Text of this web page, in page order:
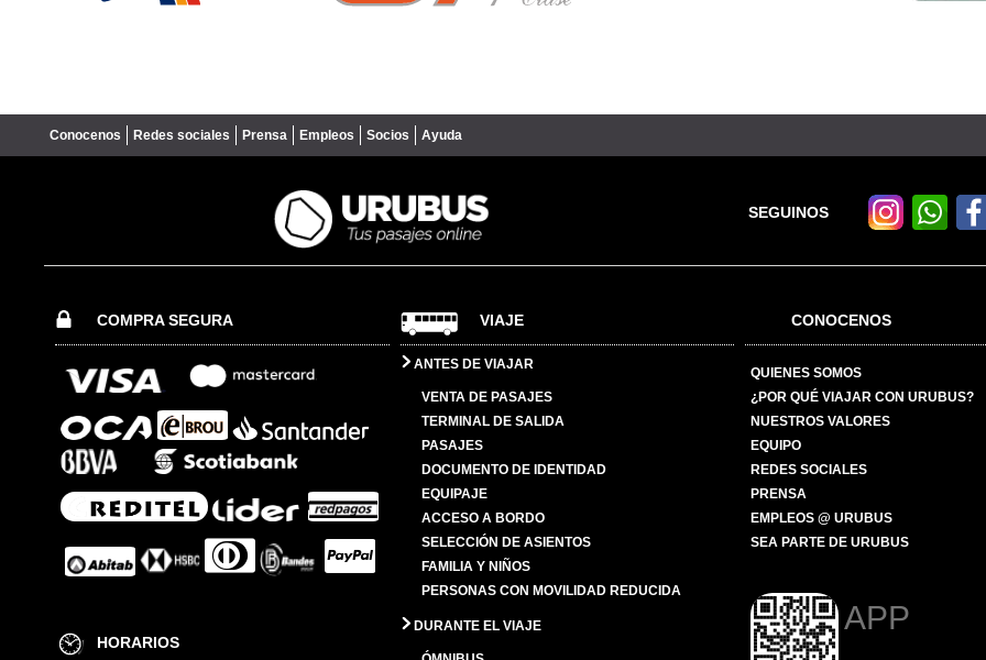
Conocenos Redes sociales Prensa Empleos Socios Ayuda
SEGUINOS
COMPRA SEGURA
HORARIOS
VIAJE
ANTES DE VIAJAR
VENTA DE PASAJES
TERMINAL DE SALIDA
PASAJES
DOCUMENTO DE IDENTIDAD
EQUIPAJE
ACCESO A BORDO
SELECCIÓN DE ASIENTOS
FAMILIA Y NIÑOS
PERSONAS CON MOVILIDAD REDUCIDA
DURANTE EL VIAJE
CONOCENOS
QUIENES SOMOS
¿POR QUÉ VIAJAR CON URUBUS?
NUESTROS VALORES
EQUIPO
REDES SOCIALES
PRENSA
EMPLEOS @ URUBUS
SEA PARTE DE URUBUS
APP